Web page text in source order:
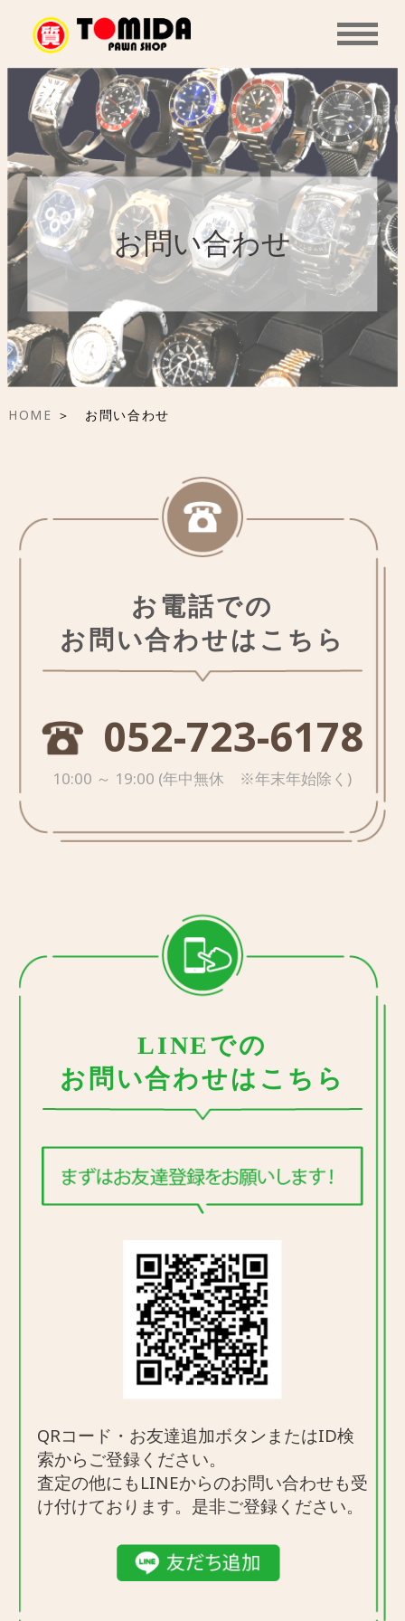
t
g
g
l
e
n
a
v
i
g
a
t
i
o
n
お問い合わせ
HOME ＞ お問い合わせ
お電話での
お問い合わせはこちら
052-723-6178
10:00 ～ 19:00 (年中無休 ※年末年始除く)
LINEでの
お問い合わせはこちら
QRコード・お友達追加ボタンまたはID検
索からご登録ください。
査定の他にもLINEからのお問い合わせも受
け付けております。 是非ご登録ください。